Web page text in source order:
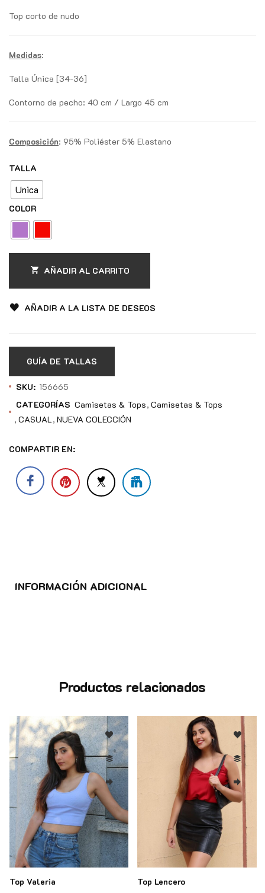
Top corto de nudo
Medidas:
Talla Única [34-36]
Contorno de pecho: 40 cm / Largo 45 cm
Composición: 95% Poliéster 5% Elastano
TALLA
Unica
COLOR
AÑADIR AL CARRITO
AÑADIR A LA LISTA DE DESEOS
GUÍA DE TALLAS
SKU: 156665
CATEGORÍAS Camisetas & Tops Camisetas & Tops
CASUAL NUEVA COLECCIÓN
COMPARTIR EN:
INFORMACIÓN ADICIONAL
Productos relacionados
Top Valeria
Top Lencero